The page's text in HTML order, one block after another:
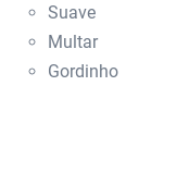
Suave
Multar
Gordinho